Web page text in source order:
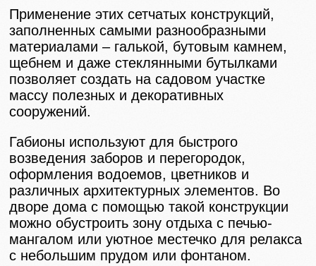
Применение этих сетчатых конструкций,
заполненных самыми разнообразными
материалами – галькой, бутовым камнем,
щебнем и даже стеклянными бутылками
позволяет создать на садовом участке
массу полезных и декоративных
сооружений.
Габионы используют для быстрого
возведения заборов и перегородок,
оформления водоемов, цветников и
различных архитектурных элементов. Во
дворе дома с помощью такой конструкции
можно обустроить зону отдыха с печью-
мангалом или уютное местечко для релакса
с небольшим прудом или фонтаном.